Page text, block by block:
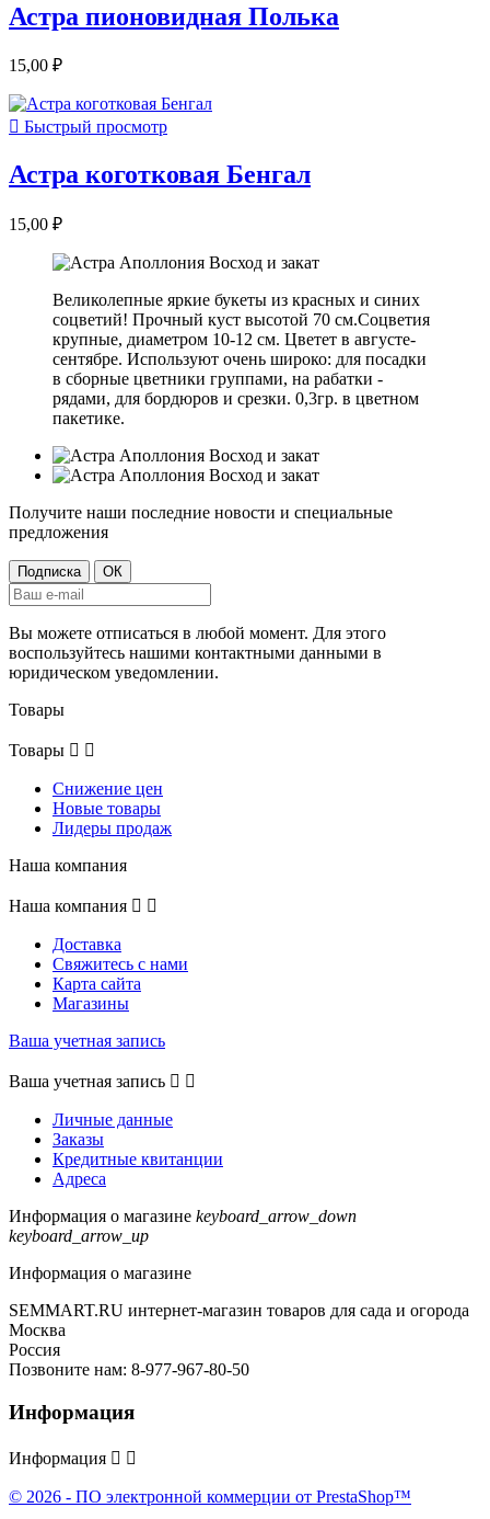
Астра пионовидная Полька
15,00 ₽
 Быстрый просмотр
Астра коготковая Бенгал
15,00 ₽
Великолепные яркие букеты из красных и синих
соцветий! Прочный куст высотой 70 см.Соцветия
крупные, диаметром 10-12 см. Цветет в августе-
сентябре. Используют очень широко: для посадки
в сборные цветники группами, на рабатки -
рядами, для бордюров и срезки. 0,3гр. в цветном
пакетике.
Получите наши последние новости и специальные
предложения
Вы можете отписаться в любой момент. Для этого
воспользуйтесь нашими контактными данными в
юридическом уведомлении.
Товары
Товары  
Снижение цен
Новые товары
Лидеры продаж
Наша компания
Наша компания  
Доставка
Свяжитесь с нами
Карта сайта
Магазины
Ваша учетная запись
Ваша учетная запись  
Личные данные
Заказы
Кредитные квитанции
Адреса
Информация о магазине keyboard_arrow_down
keyboard_arrow_up
Информация о магазине
SEMMART.RU интернет-магазин товаров для сада и огорода
Москва
Россия
Позвоните нам: 8-977-967-80-50
Информация
Информация  
© 2026 - ПО электронной коммерции от PrestaShop™